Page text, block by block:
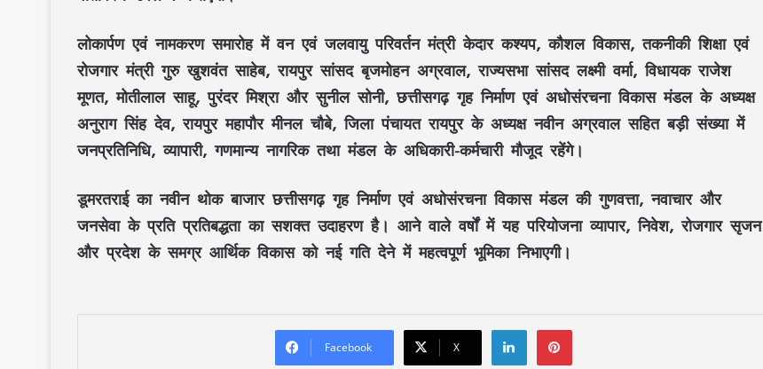
लोकार्पण एवं नामकरण समारोहमेंवन एवं जलवायु परिवर्तन मंत्री केदार कश्यप,कौशल विकास, तकनीकी शिक्षा एवं
रोजगार मंत्री गुरु खुशवंत साहेब,रायपुर सांसद बृजमोहन अग्रवाल,राज्यसभा सांसद लक्ष्मी वर्मा,विधायक राजेश
मूणत, मोतीलाल साहू, पुरंदर मिश्रा और सुनील सोनी,छत्तीसगढ़ गृह निर्माण एवं अधोसंरचना विकास मंडल के अध्यक्ष
अनुराग सिंह देव,रायपुर महापौर मीनल चौबे,जिला पंचायत रायपुर के अध्यक्ष नवीन अग्रवालसहित बड़ी संख्या में
जनप्रतिनिधि, व्यापारी, गणमान्य नागरिकतथामंडल के अधिकारी-कर्मचारीमौजूद रहेंगे।
डूमरतराई का नवीन थोक बाजार छत्तीसगढ़ गृह निर्माण एवं अधोसंरचना विकास मंडलकीगुणवत्ता, नवाचार और
जनसेवाके प्रति प्रतिबद्धता का सशक्त उदाहरण है। आने वाले वर्षों में यह परियोजनाव्यापार, निवेश, रोजगार सृजन
और प्रदेश के समग्र आर्थिक विकासको नई गति देने में महत्वपूर्ण भूमिका निभाएगी।
Facebook X
LinkedInPinterest
महतारी वंदन की 30वीं किस्त जारी : CM साय ने
67.20 लाख महिलाओं के खातों में ट्रांसफर किए
₹630.55 करोड़
CM साय का ‘लोकल टू ग्लोबल’ मिशन: ‘कोशल
फैब’ की लॉन्चिंग, बुनकरों को 10.90 करोड़ की
मदद; आत्मसमर्पित महिलाओं ने किया रैंप वॉक
पिता नहीं, मां फरार… सबसे छोटे बेटे आबान की
जिम्मेदारी आखिर किसने उठाई?
मक्का में ‘इस्लामिक NATO’ का ऐलान, सऊदी